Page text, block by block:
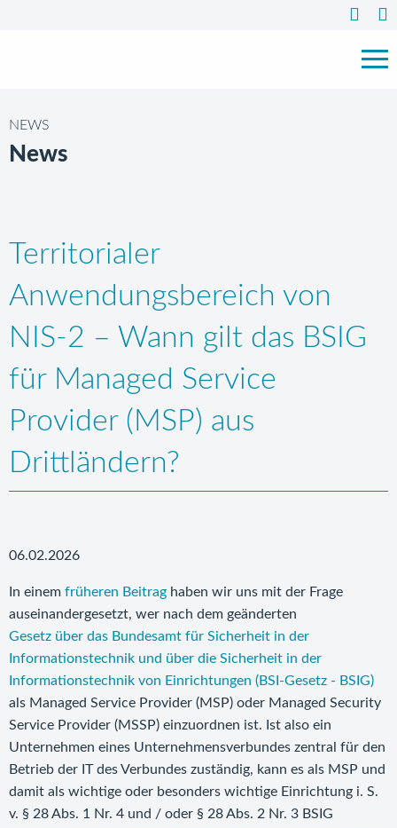
NEWS
News
Territorialer
Anwendungsbereich von
NIS-2 – Wann gilt das BSIG
für Managed Service
Provider (MSP) aus
Drittländern?
06.02.2026
In einem früheren Beitrag haben wir uns mit der Frage
auseinandergesetzt, wer nach dem geänderten
Gesetz über das Bundesamt für Sicherheit in der
Informationstechnik und über die Sicherheit in der
Informationstechnik von Einrichtungen (BSI-Gesetz - BSIG)
als Managed Service Provider (MSP) oder Managed Security
Service Provider (MSSP) einzuordnen ist. Ist also ein
Unternehmen eines Unternehmensverbundes zentral für den
Betrieb der IT des Verbundes zuständig, kann es als MSP und
damit als wichtige oder besonders wichtige Einrichtung i. S.
v. § 28 Abs. 1 Nr. 4 und / oder § 28 Abs. 2 Nr. 3 BSIG